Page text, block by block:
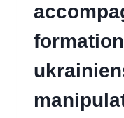
AU
DE